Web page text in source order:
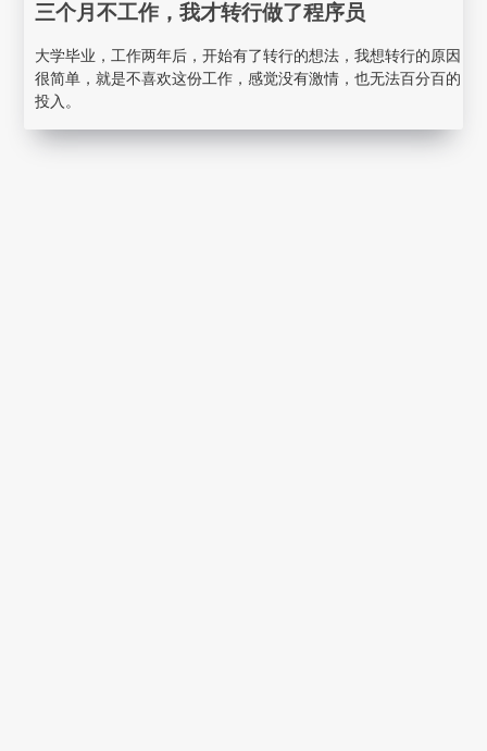
三个月不工作，我才转行做了程序员
大学毕业，工作两年后，开始有了转行的想法，我想转行的原因
很简单，就是不喜欢这份工作，感觉没有激情，也无法百分百的
投入。